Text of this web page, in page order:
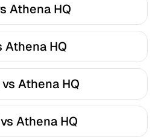
Athena HQ
Athena HQ
Athena HQ
Athena HQ